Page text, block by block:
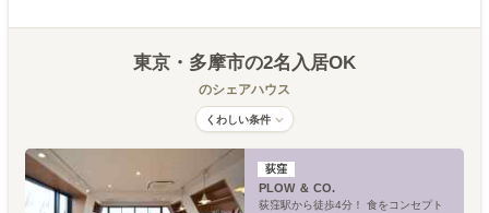
東京 ・多摩市の2名入居OK
のシェアハウス
くわしい条件
荻窪
PLOW ＆ CO.
荻窪駅から徒歩4分！ 食をコンセプト